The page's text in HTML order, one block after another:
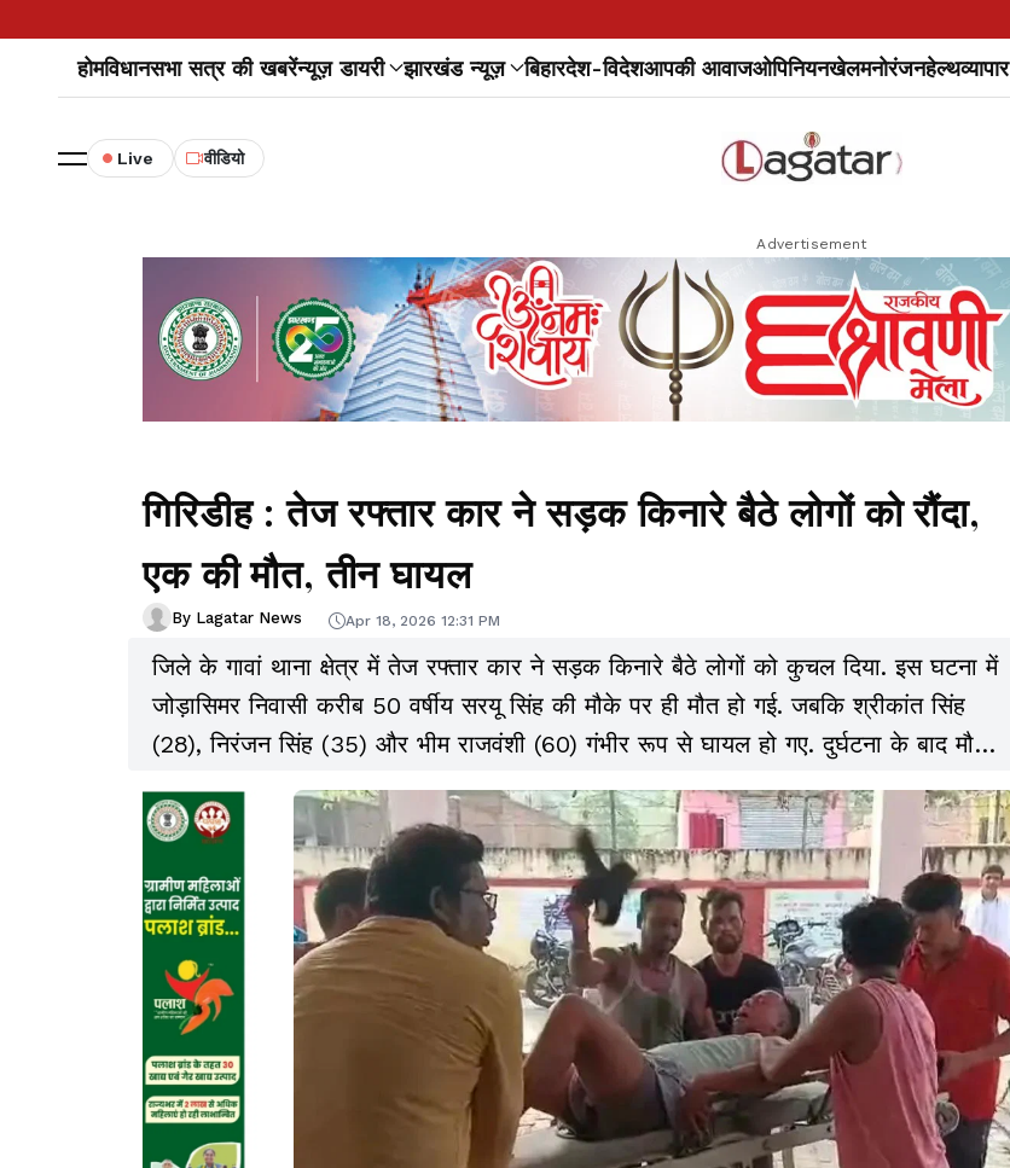
होमविधानसभा सत्र की खबरेंन्यूज़ डायरी झारखंड न्यूज़ बिहारदेश-विदेशआपकी आवाजओपिनियनखेलमनोरंजनहेल्थव्यापार
Live वीडियो
Advertisement
गिरिडीह : तेज रफ्तार कार ने सड़क किनारे बैठे लोगों को रौंदा,
एक की मौत, तीन घायल
By Lagatar News Apr 18, 2026 12:31 PM
जिले के गावां थाना क्षेत्र में तेज रफ्तार कार ने सड़क किनारे बैठे लोगों को कुचल दिया. इस घटना में
जोड़ासिमर निवासी करीब 50 वर्षीय सरयू सिंह की मौके पर ही मौत हो गई. जबकि श्रीकांत सिंह
(28), निरंजन सिंह (35) और भीम राजवंशी (60) गंभीर रूप से घायल हो गए. दुर्घटना के बाद मौके
पर अफरातफरी मच गई.